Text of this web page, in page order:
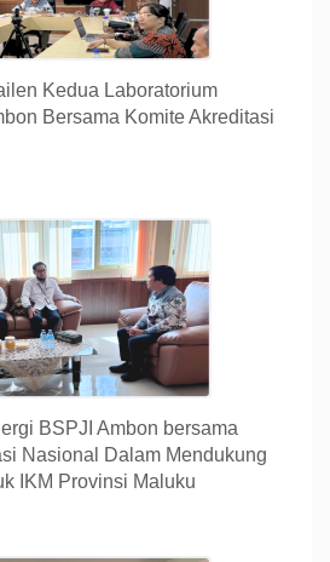
Kedua Laboratorium
Bersama Komite Akreditasi
BSPJI Ambon bersama
Nasional Dalam Mendukung
IKM Provinsi Maluku